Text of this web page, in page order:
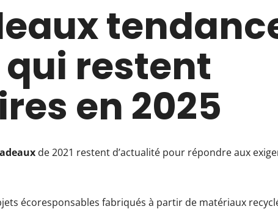
qui restent
en 2025
de 2021 restent d’actualité pour répondre aux
écoresponsables fabriqués à partir de matériaux